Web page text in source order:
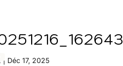
| Déc 17, 2025